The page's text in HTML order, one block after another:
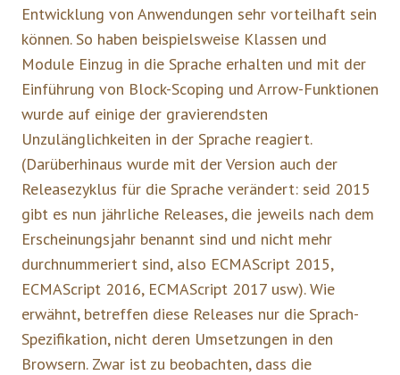
Entwicklung von Anwendungen sehr vorteilhaft sein
können. So haben beispielsweise Klassen und
Module Einzug in die Sprache erhalten und mit der
Einführung von Block-Scoping und Arrow-Funktionen
wurde auf einige der gravierendsten
Unzulänglichkeiten in der Sprache reagiert.
(Darüberhinaus wurde mit der Version auch der
Releasezyklus für die Sprache verändert: seid 2015
gibt es nun jährliche Releases, die jeweils nach dem
Erscheinungsjahr benannt sind und nicht mehr
durchnummeriert sind, also ECMAScript 2015,
ECMAScript 2016, ECMAScript 2017 usw). Wie
erwähnt, betreffen diese Releases nur die Sprach-
Spezifikation, nicht deren Umsetzungen in den
Browsern. Zwar ist zu beobachten, dass die